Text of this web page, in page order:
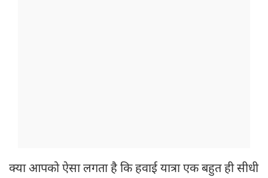
क्या आपको ऐसा लगता है कि हवाई यात्रा एक बहुत ही सीधी